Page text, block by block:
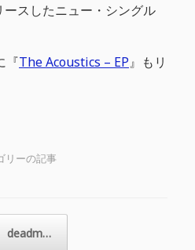
スしたニュー・シングル
『The Acoustics – EP』もリ
リーの記事
deadm…